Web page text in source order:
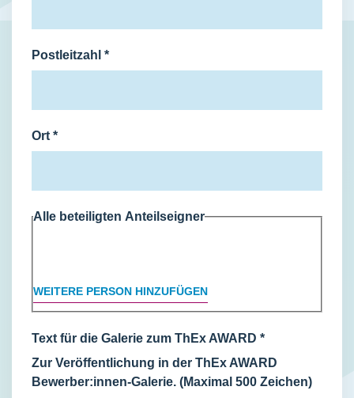
Postleitzahl *
Ort *
Alle beteiligten Anteilseigner
WEITERE PERSON HINZUFÜGEN
Text für die Galerie zum ThEx AWARD *
Zur Veröffentlichung in der ThEx AWARD
Bewerber:innen-Galerie. (Maximal 500 Zeichen)